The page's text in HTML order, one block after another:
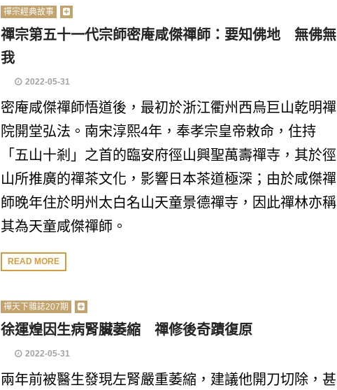
禪宗經典故事
禪宗第五十一代宗師密庵咸傑禪師：要知佛地 無佛無
我
2022-05-31
密庵咸傑禪師悟道後，最初於浙江衢州西烏巨山乾明禪
院開堂弘法。南宋淳熙4年，奉孝宗皇帝敕命，住持
「五山十剎」之首的臨安府徑山興聖萬壽禪寺，其於徑
山所推廣的禪茶文化，影響日本茶道極深；由於咸傑禪
師晚年住於明州太白名山天童景德禪寺，因此禪林亦稱
其為天童咸傑禪師。
READ MORE
禪天下雜誌207期
徐運煌因生病腎臟萎縮 禪修後奇蹟復原
2022-05-31
兩年前被醫生發現左腎嚴重萎縮，建議他開刀切除，甚